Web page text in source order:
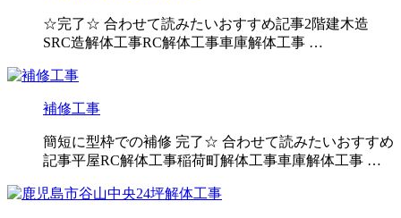
☆完了☆ 合わせて読みたいおすすめ記事2階建木造
SRC造解体工事RC解体工事車庫解体工事 …
補修工事
簡短に型枠での補修 完了☆ 合わせて読みたいおすすめ
記事平屋RC解体工事稲荷町解体工事車庫解体工事 …